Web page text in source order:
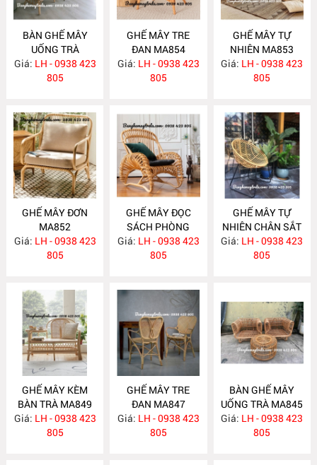
BÀN GHẾ MÂY
UỐNG TRÀ
PHÒNG NGỦ
MA855
Giá: LH - 0938 423
805
GHẾ MÂY TRE
ĐAN MA854
Giá: LH - 0938 423
805
GHẾ MÂY TỰ
NHIÊN MA853
Giá: LH - 0938 423
805
GHẾ MÂY ĐƠN
MA852
Giá: LH - 0938 423
805
GHẾ MÂY ĐỌC
SÁCH PHÒNG
NGỦ MA851
Giá: LH - 0938 423
805
GHẾ MÂY TỰ
NHIÊN CHÂN SẮT
MA850
Giá: LH - 0938 423
805
GHẾ MÂY KÈM
BÀN TRÀ MA849
Giá: LH - 0938 423
805
GHẾ MÂY TRE
ĐAN MA847
Giá: LH - 0938 423
805
BÀN GHẾ MÂY
UỐNG TRÀ MA845
Giá: LH - 0938 423
805